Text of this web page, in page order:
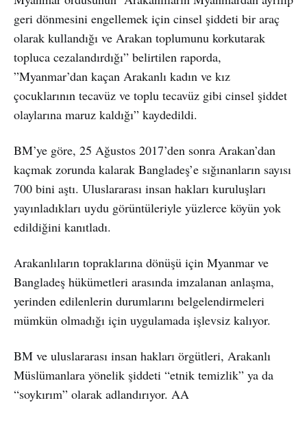
geri dönmesini engellemek için cinsel şiddeti bir araç
olarak kullandığı ve Arakan toplumunu korkutarak
topluca cezalandırdığı” belirtilen raporda,
”Myanmar’dan kaçan Arakanlı kadın ve kız
çocuklarının tecavüz ve toplu tecavüz gibi cinsel şiddet
olaylarına maruz kaldığı” kaydedildi.
BM’ye göre, 25 Ağustos 2017’den sonra Arakan’dan
kaçmak zorunda kalarak Bangladeş’e sığınanların sayısı
700 bini aştı. Uluslararası insan hakları kuruluşları
yayınladıkları uydu görüntüleriyle yüzlerce köyün yok
edildiğini kanıtladı.
Arakanlıların topraklarına dönüşü için Myanmar ve
Bangladeş hükümetleri arasında imzalanan anlaşma,
yerinden edilenlerin durumlarını belgelendirmeleri
mümkün olmadığı için uygulamada işlevsiz kalıyor.
BM ve uluslararası insan hakları örgütleri, Arakanlı
Müslümanlara yönelik şiddeti “etnik temizlik” ya da
“soykırım” olarak adlandırıyor. AA